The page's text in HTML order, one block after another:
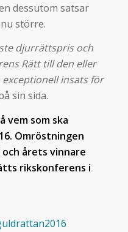
dessutom satsar
större.
djurrättspris och
Rätt till den eller
insats för
sin sida.
vem som ska
Omröstningen
årets vinnare
rikskonferens i